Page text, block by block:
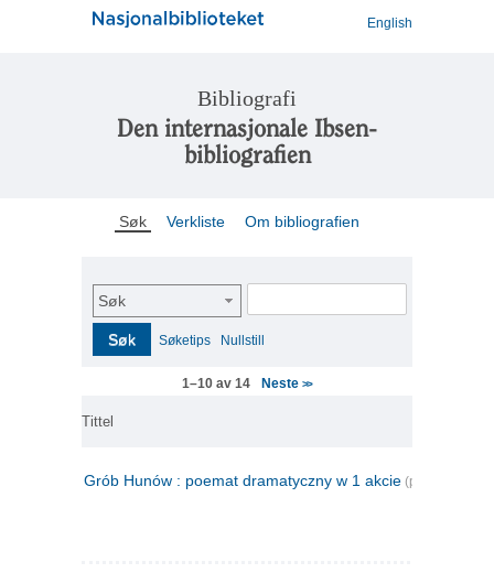
English
Bibliografi
Den internasjonale Ibsen-
bibliografien
Søk Verkliste Om bibliografien
Søk
Søk Søketips Nullstill
1–10 av 14 Neste>>
Tittel
Grób Hunów : poemat dramatyczny w 1 akcie (polsk)